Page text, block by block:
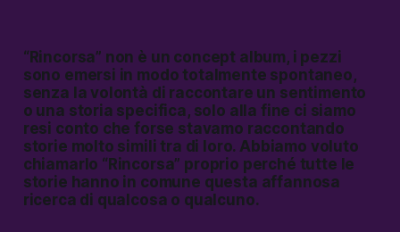
“Rincorsa” non è un concept album, i pezzi
sono emersi in modo totalmente spontaneo,
senza la volontà di raccontare un sentimento
o una storia specifica, solo alla fine ci siamo
resi conto che forse stavamo raccontando
storie molto simili tra di loro. Abbiamo voluto
chiamarlo “Rincorsa” proprio perché tutte le
storie hanno in comune questa affannosa
ricerca di qualcosa o qualcuno.